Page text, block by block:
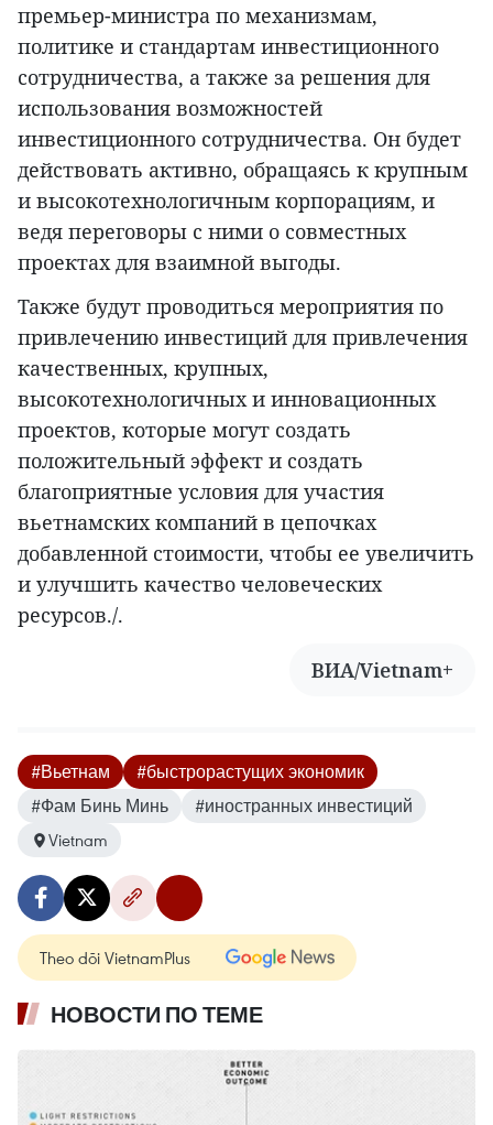
премьер-министра по механизмам,
политике и стандартам инвестиционного
сотрудничества, а также за решения для
использования возможностей
инвестиционного сотрудничества. Он будет
действовать активно, обращаясь к крупным
и высокотехнологичным корпорациям, и
ведя переговоры с ними о совместных
проектах для взаимной выгоды.
Также будут проводиться мероприятия по
привлечению инвестиций для привлечения
качественных, крупных,
высокотехнологичных и инновационных
проектов, которые могут создать
положительный эффект и создать
благоприятные условия для участия
вьетнамских компаний в цепочках
добавленной стоимости, чтобы ее увеличить
и улучшить качество человеческих
ресурсов./.
ВИА/Vietnam+
#Вьетнам
#быстрорастущих экономик
#Фам Бинь Минь
#иностранных инвестиций
Vietnam
Theo dõi VietnamPlus
НОВОСТИ ПО ТЕМЕ